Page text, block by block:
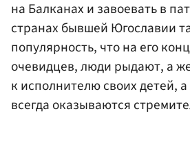
на Балканах и завоевать в
странах бывшей Югославии
популярность, что на его
очевидцев, люди рыдают, а
к исполнителю своих детей,
всегда оказываются